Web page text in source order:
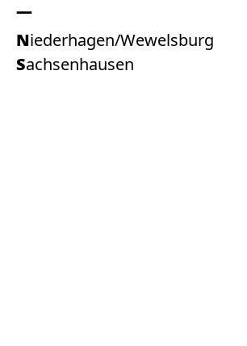
Niederhagen/Wewelsburg
Sachsenhausen